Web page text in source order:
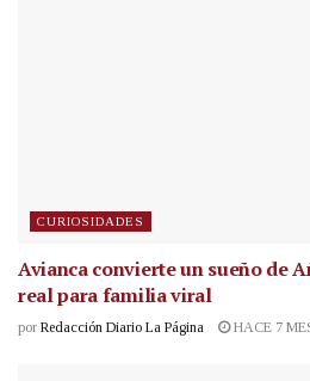
CURIOSIDADES
Avianca convierte un sueño de
real para familia viral
por Redacción Diario La Página HACE 7